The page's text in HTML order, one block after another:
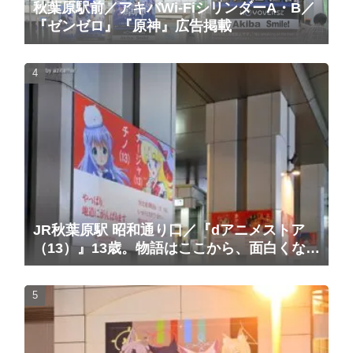
秋葉原駅前／アキバWi-FiシリンダーA・B／
『ゼンゼロ』『原神』広告掲載
JR秋葉原駅 昭和通り口／『dアニメストア
（13）』13歳。物語はここから、面白くな
る。広告（2025/10/20掲載開始）